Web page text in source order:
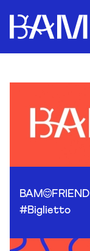
BAM
FRIEND
#Biglietto